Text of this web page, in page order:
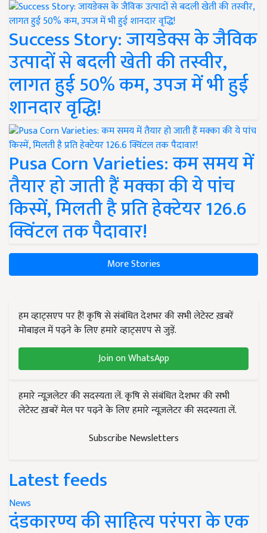
Success Story: जायडेक्स के जैविक
उत्पादों से बदली खेती की तस्वीर,
लागत हुई 50% कम, उपज में भी हुई
शानदार वृद्धि!
Pusa Corn Varieties: कम समय में
तैयार हो जाती हैं मक्का की ये पांच
किस्में, मिलती है प्रति हेक्टेयर 126.6
क्विंटल तक पैदावार!
More Stories
हम व्हाट्सएप पर हैं! कृषि से संबंधित देशभर की सभी लेटेस्ट ख़बरें
मोबाइल में पढ़ने के लिए हमारे व्हाट्सएप से जुड़ें.
Join on WhatsApp
हमारे न्यूज़लेटर की सदस्यता लें. कृषि से संबंधित देशभर की सभी
लेटेस्ट ख़बरें मेल पर पढ़ने के लिए हमारे न्यूज़लेटर की सदस्यता लें.
Subscribe Newsletters
Latest feeds
News
दंडकारण्य की साहित्य परंपरा के एक